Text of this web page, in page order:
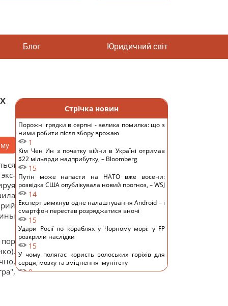
Блог Юридичний світ
Стрічка новин
Порожні грядки в серпні - велика помилка: що з
ними робити після збору врожаю
1
Кім Чен Ин з початку війни в Україні отримав
$22 мільярди надприбутку, – Bloomberg
15
Путін може напасти на НАТО вже восени:
розвідка США опублікувала новий прогноз, – WSJ
14
Експерт вимкнув одне налаштування Android – і
смартфон перестав розряджатися вночі
15
Удари Росії по кораблях у Чорному морі: у FP
розкрили наслідки
15
У чому полягає користь волоських горіхів для
серця, мозку та зміцнення імунітету
9